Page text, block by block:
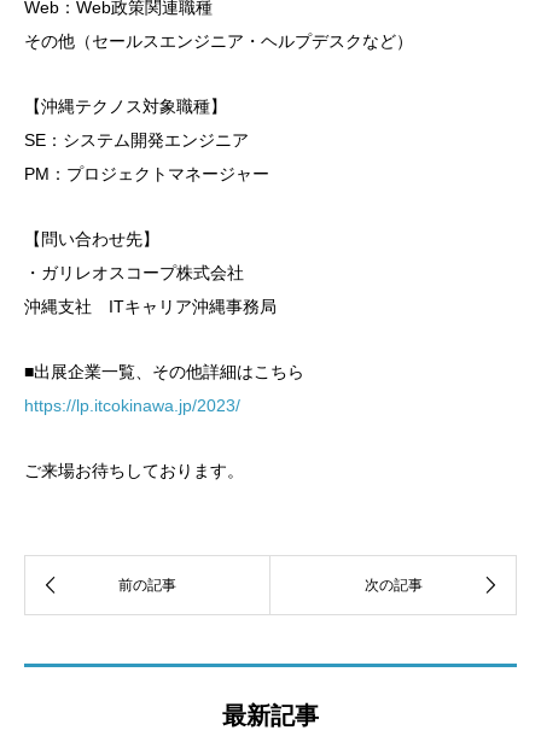
Web：Web政策関連職種
その他（セールスエンジニア・ヘルプデスクなど）
【沖縄テクノス対象職種】
SE：システム開発エンジニア
PM：プロジェクトマネージャー
【問い合わせ先】
・ガリレオスコープ株式会社
沖縄支社 ITキャリア沖縄事務局
■出展企業一覧、その他詳細はこちら
https://lp.itcokinawa.jp/2023/
ご来場お待ちしております。
最新記事